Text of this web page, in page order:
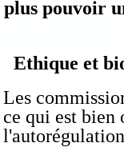
plus pouvoir
Ethique et
Les
ce qui est bien